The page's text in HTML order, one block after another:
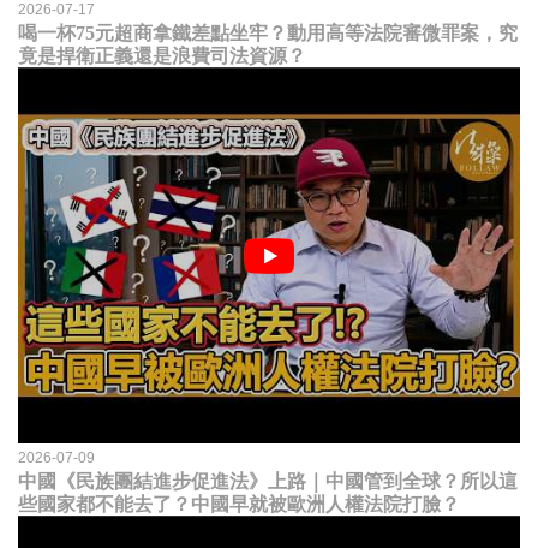
2026-07-17
喝一杯75元超商拿鐵差點坐牢？動用高等法院審微罪案，究
竟是捍衛正義還是浪費司法資源？
2026-07-09
中國《民族團結進步促進法》上路｜中國管到全球？所以這
些國家都不能去了？中國早就被歐洲人權法院打臉？